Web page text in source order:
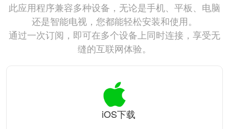
此应用程序兼容多种设备，无论是手机、平板、电脑
还是智能电视，您都能轻松安装和使用。
通过一次订阅，即可在多个设备上同时连接，享受无
缝的互联网体验。
iOS下载